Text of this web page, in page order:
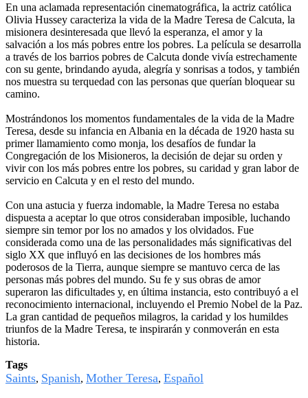
En una aclamada representación cinematográfica, la actriz católica
Olivia Hussey caracteriza la vida de la Madre Teresa de Calcuta, la
misionera desinteresada que llevó la esperanza, el amor y la
salvación a los más pobres entre los pobres. La película se desarrolla
a través de los barrios pobres de Calcuta donde vivía estrechamente
con su gente, brindando ayuda, alegría y sonrisas a todos, y también
nos muestra su terquedad con las personas que querían bloquear su
camino.
Mostrándonos los momentos fundamentales de la vida de la Madre
Teresa, desde su infancia en Albania en la década de 1920 hasta su
primer llamamiento como monja, los desafíos de fundar la
Congregación de los Misioneros, la decisión de dejar su orden y
vivir con los más pobres entre los pobres, su caridad y gran labor de
servicio en Calcuta y en el resto del mundo.
Con una astucia y fuerza indomable, la Madre Teresa no estaba
dispuesta a aceptar lo que otros consideraban imposible, luchando
siempre sin temor por los no amados y los olvidados. Fue
considerada como una de las personalidades más significativas del
siglo XX que influyó en las decisiones de los hombres más
poderosos de la Tierra, aunque siempre se mantuvo cerca de las
personas más pobres del mundo. Su fe y sus obras de amor
superaron las dificultades y, en última instancia, esto contribuyó a el
reconocimiento internacional, incluyendo el Premio Nobel de la Paz.
La gran cantidad de pequeños milagros, la caridad y los humildes
triunfos de la Madre Teresa, te inspirarán y conmoverán en esta
historia.
Tags
Saints, Spanish, Mother Teresa, Español